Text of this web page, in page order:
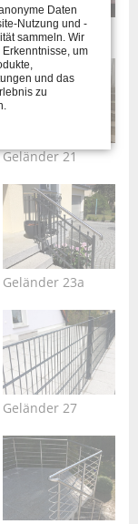
Geländer 18
Geländer 21
Geländer 23a
Geländer 27
Daten
Nutzung und -
sammeln. Wir
um
und das
zu